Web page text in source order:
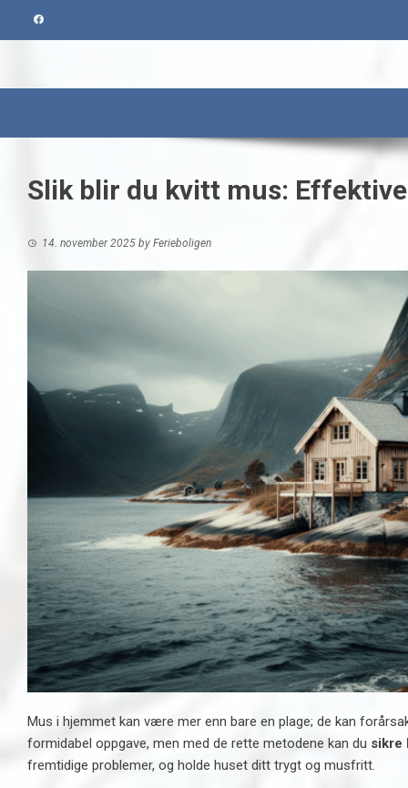
Slik blir du kvitt mus:
14. november 2025 by Ferieboligen
Mus i hjemmet kan være mer enn bare en plage; de kan
formidabel oppgave, men med de rette metodene kan du sikre
fremtidige problemer, og holde huset ditt trygt og musfritt.